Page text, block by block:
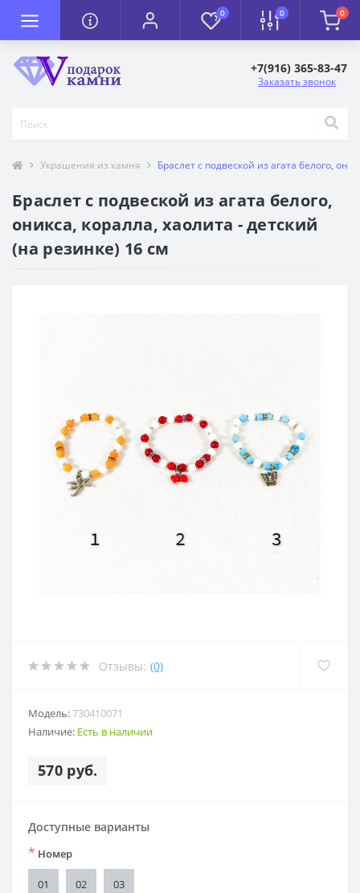
0 0 0
+7(916) 365-83-47
Заказать звонок
Украшения из камня Браслет с подвеской из агата белого,
Браслет с подвеской из агата белого,
оникса, коралла, хаолита - детский
(на резинке) 16 см
Отзывы: (0)
Модель:730410071
Наличие: Есть в наличии
570 руб.
Доступные варианты
* Номер
01 02 03